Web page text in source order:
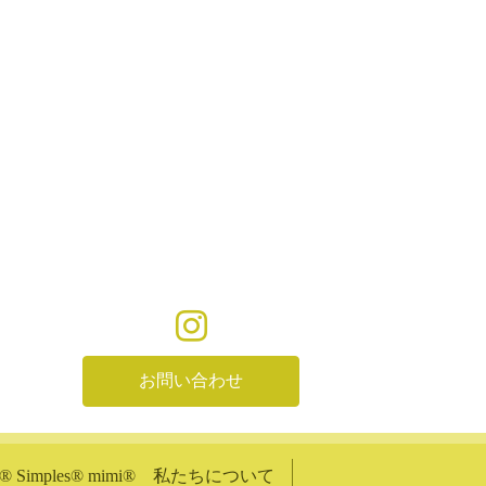
お問い合わせ
Simples®︎ mimi®︎ 私たちについて